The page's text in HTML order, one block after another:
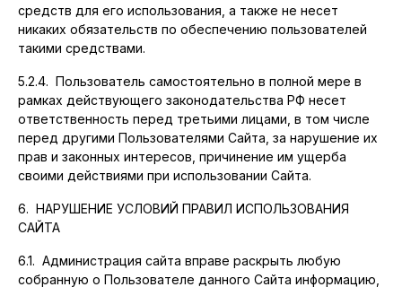
средств для его использования, а также не несет
никаких обязательств по обеспечению пользователей
такими средствами.
5.2.4. Пользователь самостоятельно в полной мере в
рамках действующего законодательства РФ несет
ответственность перед третьими лицами, в том числе
перед другими Пользователями Сайта, за нарушение их
прав и законных интересов, причинение им ущерба
своими действиями при использовании Сайта.
6. НАРУШЕНИЕ УСЛОВИЙ ПРАВИЛ ИСПОЛЬЗОВАНИЯ
САЙТА
6.1. Администрация сайта вправе раскрыть любую
собранную о Пользователе данного Сайта информацию,